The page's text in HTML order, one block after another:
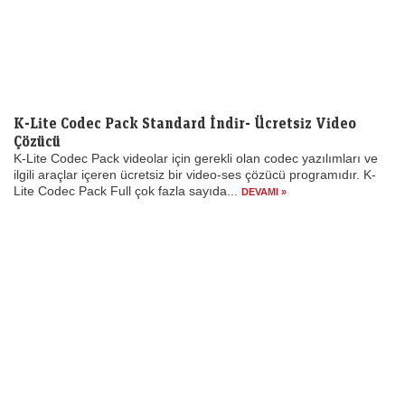
K-Lite Codec Pack Standard İndir- Ücretsiz Video
Çözücü
K-Lite Codec Pack videolar için gerekli olan codec yazılımları ve
ilgili araçlar içeren ücretsiz bir video-ses çözücü programıdır. K-
Lite Codec Pack Full çok fazla sayıda...
DEVAMI »